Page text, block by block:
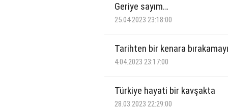
Geriye sayım…
25.04.2023 23:18:00
Tarihten bir kenara
4.04.2023 23:17:00
Türkiye hayati bir kavşakta
28.03.2023 22:29:00